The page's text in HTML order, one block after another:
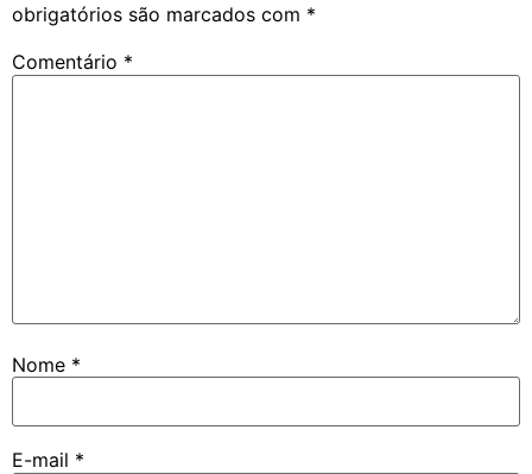
obrigatórios são marcados com *
Comentário *
Nome *
E-mail *